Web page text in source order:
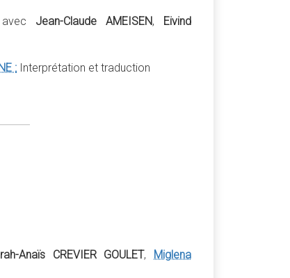
Jean-Claude AMEISEN, Eivind
: Interprétation et traduction
Anaïs CREVIER GOULET,
Miglena